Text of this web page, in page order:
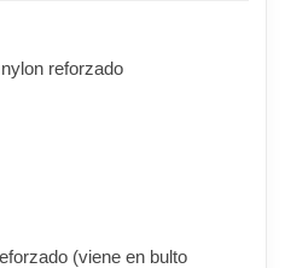
reforzado
(viene en bulto